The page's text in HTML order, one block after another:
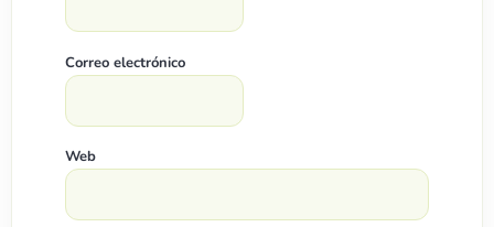
Correo electrónico
Web